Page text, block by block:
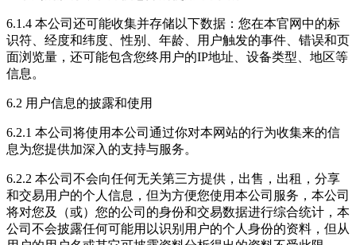
6.1.4 本公司还可能收集并存储以下数据：您在本官网中的标
识符、经度和纬度、性别、年龄、用户触发的事件、错误和页
面浏览量，还可能包含您终用户的IP地址、设备类型、地区等
信息。
6.2 用户信息的披露和使用
6.2.1 本公司将使用本公司通过你对本网站的行为收集来的信
息为您提供加深入的支持与服务。
6.2.2 本公司不会向任何无关第三方提供，出售，出租，分享
和交易用户的个人信息，但为方便您使用本公司服务，本公司
将对您及（或）您的公司的身份和交易数据进行综合统计，本
公司不会披露任何可能用以识别用户的个人身份的资料，但从